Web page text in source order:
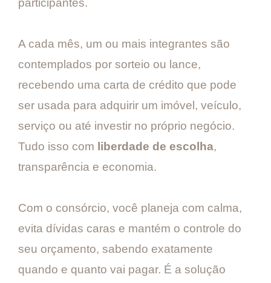
participantes.
A cada mês, um ou mais integrantes são
contemplados por sorteio ou lance,
recebendo uma carta de crédito que pode
ser usada para adquirir um imóvel, veículo,
serviço ou até investir no próprio negócio.
Tudo isso com liberdade de escolha,
transparência e economia.
Com o consórcio, você planeja com calma,
evita dívidas caras e mantém o controle do
seu orçamento, sabendo exatamente
quando e quanto vai pagar. É a solução